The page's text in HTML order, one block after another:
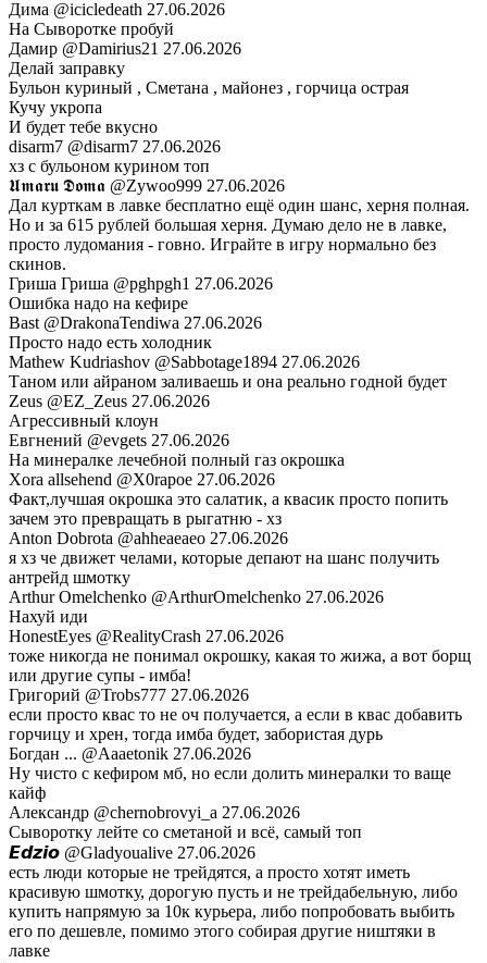
Дима @icicledeath 27.06.2026
На Сыворотке пробуй
Дамир @Damirius21 27.06.2026
Делай заправку
Бульон куриный , Сметана , майонез , горчица острая
Кучу укропа
И будет тебе вкусно
disarm7 @disarm7 27.06.2026
хз с бульоном курином топ
𝖀𝖒𝖆𝖗𝖚 𝕯𝖔𝖒𝖆 @Zywoo999 27.06.2026
Дал курткам в лавке бесплатно ещё один шанс, херня полная.
Но и за 615 рублей большая херня. Думаю дело не в лавке,
просто лудомания - говно. Играйте в игру нормально без
скинов.
Гриша Гриша @pghpgh1 27.06.2026
Ошибка надо на кефире
Bast @DrakonaTendiwa 27.06.2026
Просто надо есть холодник
Mathew Kudriashov @Sabbotage1894 27.06.2026
Таном или айраном заливаешь и она реально годной будет
Zeus @EZ_Zeus 27.06.2026
Агрессивный клоун
Евгнений @evgets 27.06.2026
На минералке лечебной полный газ окрошка
Xora allsehend @X0rapoe 27.06.2026
Факт,лучшая окрошка это салатик, а квасик просто попить
зачем это превращать в рыгатню - хз
Anton Dobrota @ahheaeaeo 27.06.2026
я хз че движет челами, которые депают на шанс получить
антрейд шмотку
Arthur Omelchenko @ArthurOmelchenko 27.06.2026
Нахуй иди
HonestEyes @RealityCrash 27.06.2026
тоже никогда не понимал окрошку, какая то жижа, а вот борщ
или другие супы - имба!
Григорий @Trobs777 27.06.2026
если просто квас то не оч получается, а если в квас добавить
горчицу и хрен, тогда имба будет, забористая дурь
Богдан ... @Aaaetonik 27.06.2026
Ну чисто с кефиром мб, но если долить минералки то ваще
кайф
Александр @chernobrovyi_a 27.06.2026
Сыворотку лейте со сметаной и всё, самый топ
𝙀𝙙𝙯𝙞𝙤 @Gladyoualive 27.06.2026
есть люди которые не трейдятся, а просто хотят иметь
красивую шмотку, дорогую пусть и не трейдабельную, либо
купить напрямую за 10к курьера, либо попробовать выбить
его по дешевле, помимо этого собирая другие ништяки в
лавке